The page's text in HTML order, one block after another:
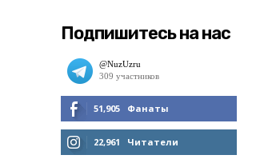
Подпишитесь на нас
51,905 Фанаты
МНЕ НРАВИТСЯ
22,961 Читатели